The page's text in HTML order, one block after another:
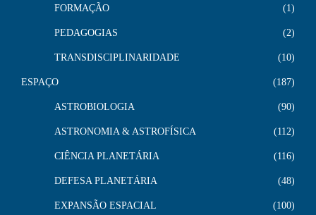
FORMAÇÃO 1
PEDAGOGIAS 2
TRANSDISCIPLINARIDADE 10
ESPAÇO 187
ASTROBIOLOGIA 90
ASTRONOMIA & ASTROFÍSICA 112
CIÊNCIA PLANETÁRIA 116
DEFESA PLANETÁRIA 48
EXPANSÃO ESPACIAL 100